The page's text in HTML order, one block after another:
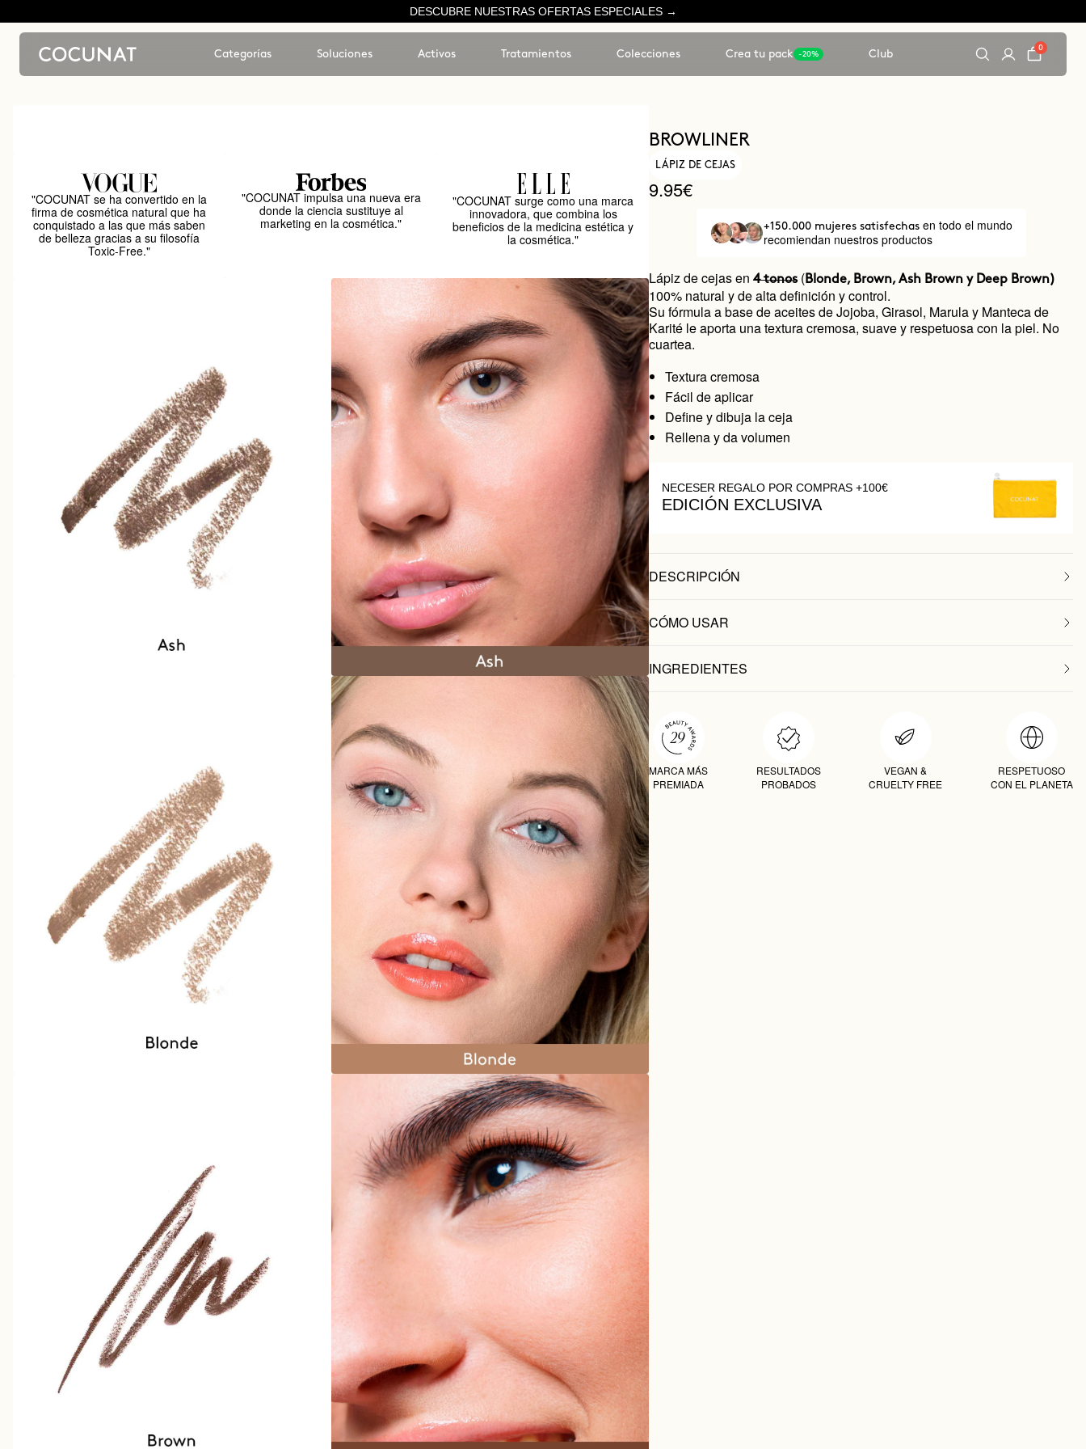
DESCUBRE NUESTRAS OFERTAS ESPECIALES →
Categorías Soluciones Activos Tratamientos Colecciones Crea tu pack -20% Club
0
"COCUNAT se ha convertido en la
firma de cosmética natural que ha
conquistado a las que más saben
de belleza gracias a su filosofía
Toxic-Free."
"COCUNAT impulsa una nueva era
donde la ciencia sustituye al
marketing en la cosmética."
"COCUNAT surge como una marca
innovadora, que combina los
beneficios de la medicina estética y
la cosmética."
BROWLINER
LÁPIZ DE CEJAS
9.95€
+150.000 mujeres satisfechas en todo el mundo
recomiendan nuestros productos
Lápiz de cejas en4 tonos( Blonde, Brown, Ash Brown y Deep Brown)
100% natural y de alta definición y control.
Su fórmula a base de aceites de Jojoba, Girasol, Marula y Manteca de
Karité le aporta una textura cremosa, suave y respetuosa con la piel. No
cuartea.
Textura cremosa
Fácil de aplicar
Define y dibuja la ceja
Rellena y da volumen
NECESER REGALO POR COMPRAS +100€
EDICIÓN EXCLUSIVA
DESCRIPCIÓN
CÓMO USAR
INGREDIENTES
MARCA MÁS
PREMIADA
RESULTADOS
PROBADOS
VEGAN &
CRUELTY FREE
RESPETUOSO
CON EL PLANETA